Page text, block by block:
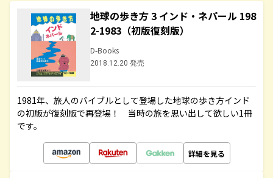
地球の歩き方 3 インド・ネパール 198
2-1983（初版復刻版）
D-Books
2018.12.20 発売
1981年、旅人のバイブルとして登場した地球の歩き方インド
の初版が復刻版で再登場！ 当時の旅を思い出して欲しい1冊
です。
詳細を見る